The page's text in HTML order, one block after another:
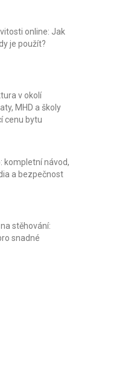
online: Jak
je použít?
v okolí
MHD a školy
cenu bytu
kompletní návod,
a bezpečnost
stěhování:
snadné